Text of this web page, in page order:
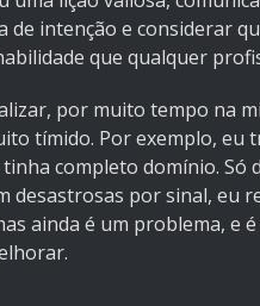
de intenção e considerar
que qualquer
por muito tempo na
tímido. Por exemplo, eu
completo domínio. Só
desastrosas por sinal, eu
ainda é um problema, e